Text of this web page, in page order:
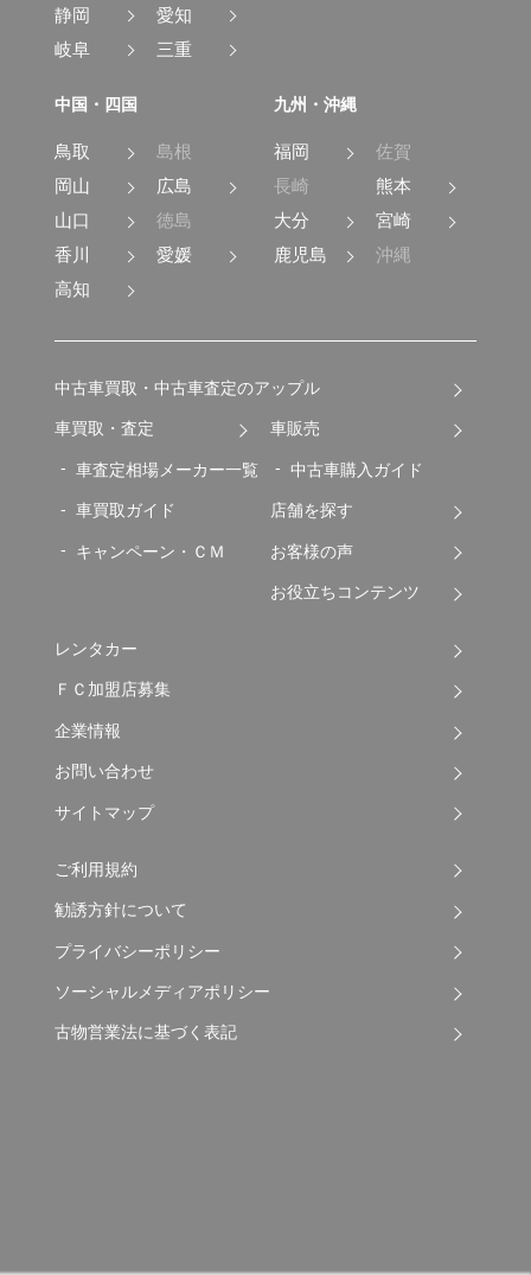
静岡
愛知
岐阜
三重
中国・四国
鳥取
島根
岡山
広島
山口
徳島
香川
愛媛
高知
九州・沖縄
福岡
佐賀
長崎
熊本
大分
宮崎
鹿児島
沖縄
中古車買取・中古車査定のアップル
車買取・査定
車査定相場メーカー一覧
車買取ガイド
キャンペーン・ＣＭ
車販売
中古車購入ガイド
店舗を探す
お客様の声
お役立ちコンテンツ
レンタカー
ＦＣ加盟店募集
企業情報
お問い合わせ
サイトマップ
ご利用規約
勧誘方針について
プライバシーポリシー
ソーシャルメディアポリシー
古物営業法に基づく表記